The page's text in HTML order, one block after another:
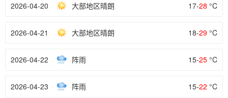
2026-04-20 大部地区晴朗 17-28 °C
2026-04-21 大部地区晴朗 18-29 °C
2026-04-22 阵雨 15-25 °C
2026-04-23 阵雨 15-22 °C